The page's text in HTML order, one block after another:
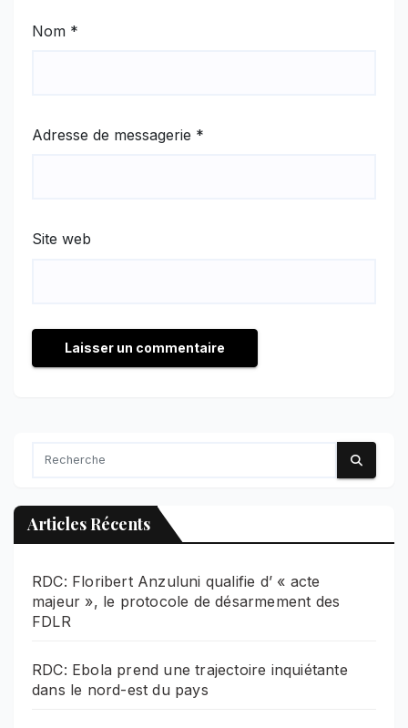
Nom *
Adresse de messagerie *
Site web
Articles Récents
RDC: Floribert Anzuluni qualifie d’ « acte
majeur », le protocole de désarmement des
FDLR
RDC: Ebola prend une trajectoire inquiétante
dans le nord-est du pays